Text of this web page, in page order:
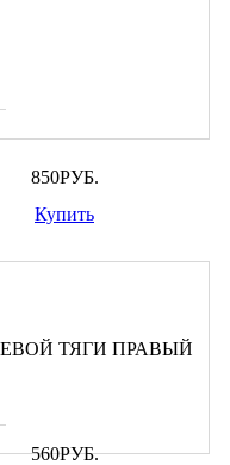
850РУБ.
Купить
560РУБ.